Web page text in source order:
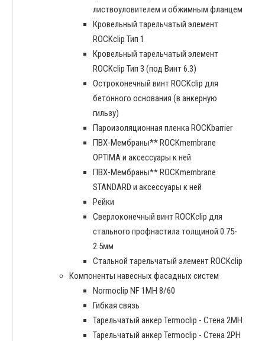
листвоуловителем и обжимным фланцем
Кровельный тарельчатый элемент
ROCKclip Тип 1
Кровельный тарельчатый элемент
ROCKclip Тип 3 (под Винт 6.3)
Остроконечный винт ROCKclip для
бетонного основания (в анкерную
гильзу)
Пароизоляционная пленка ROCKbarrier
ПВХ-Мембраны** ROCKmembrane
OPTIMA и аксессуары к ней
ПВХ-Мембраны** ROCKmembrane
STANDARD и аксессуары к ней
Рейки
Сверлоконечный винт ROCKclip для
стального профнастила толщиной 0.75-
2.5мм
Стальной тарельчатый элемент ROCKclip
Компоненты навесных фасадных систем
Normoclip NF 1MH 8/60
Гибкая связь
Тарельчатый анкер Termoclip - Стена 2MH
Тарельчатый анкер Termoclip - Стена 2PH